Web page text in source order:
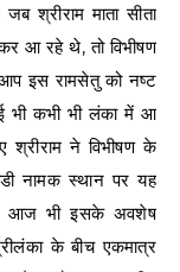
श्रीराम माता सीता
आ रहे थे, तो विभीषण
इस रामसेतु को नष्ट
भी कभी भी लंका में आ
श्रीराम ने विभीषण के
नामक स्थान पर यह
आज भी इसके अवशेष
के बीच एकमात्र